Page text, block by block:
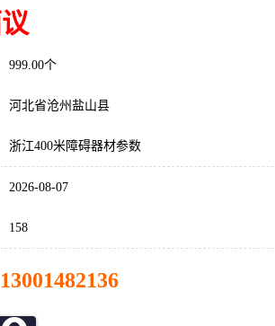
999.00个
河北省沧州盐山县
浙江400米障碍器材参数
2026-08-07
158
13001482136